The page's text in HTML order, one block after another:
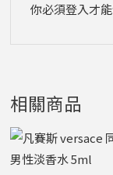
你必須登入才
相關商品
原
始
價
目
前
價